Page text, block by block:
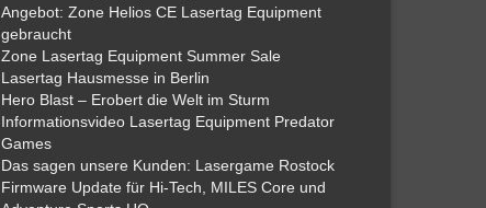
Angebot: Zone Helios CE Lasertag Equipment
gebraucht
Zone Lasertag Equipment Summer Sale
Lasertag Hausmesse in Berlin
Hero Blast – Erobert die Welt im Sturm
Informationsvideo Lasertag Equipment Predator
Games
Das sagen unsere Kunden: Lasergame Rostock
Firmware Update für Hi-Tech, MILES Core und